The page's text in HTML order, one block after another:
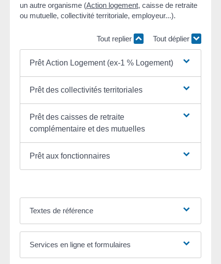
un autre organisme (Action logement, caisse de retraite
ou mutuelle, collectivité territoriale, employeur...).
Tout replier Tout déplier
Prêt Action Logement (ex-1 % Logement)
Prêt des collectivités territoriales
Prêt des caisses de retraite
complémentaire et des mutuelles
Prêt aux fonctionnaires
Textes de référence
Services en ligne et formulaires